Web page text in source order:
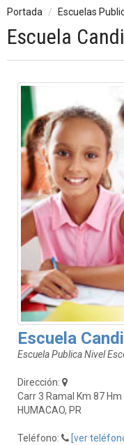
Portada Escuelas
Escuela
Escuela
Escuela Publica Nivel
Dirección:
Carr 3 Ramal Km 87
HUMACAO, PR
Teléfono:
[ver